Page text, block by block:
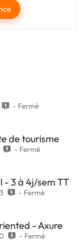
Fermé
de tourisme
Fermé
- 3 à 4j/sem TT
3 Fermé
- Axure
Fermé